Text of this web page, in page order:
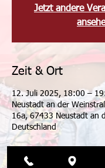
Jetzt andere
Zeit & Ort
12. Juli 2025, 18:00 –
Neustadt an der
16a, 67433 Neustadt an
Deutschland